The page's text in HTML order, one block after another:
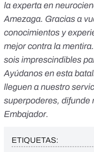
la experta en
Amezaga. Gracias a
conocimientos y
mejor contra la
sois imprescindibles
Ayúdanos en esta
lleguen a nuestro
superpoderes, difunde
Embajador.
ETIQUETAS: